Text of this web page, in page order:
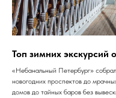
Топ зимних экскурсий
«Небанальный Петербург»
новогодних проспектов до
домов до тайных баров без